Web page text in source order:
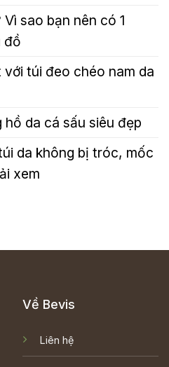
sao bạn nên có 1
đồ
túi đeo chéo nam da
da cá sấu siêu đẹp
da không bị tróc, mốc
xem
Về Bevis
Liên hệ